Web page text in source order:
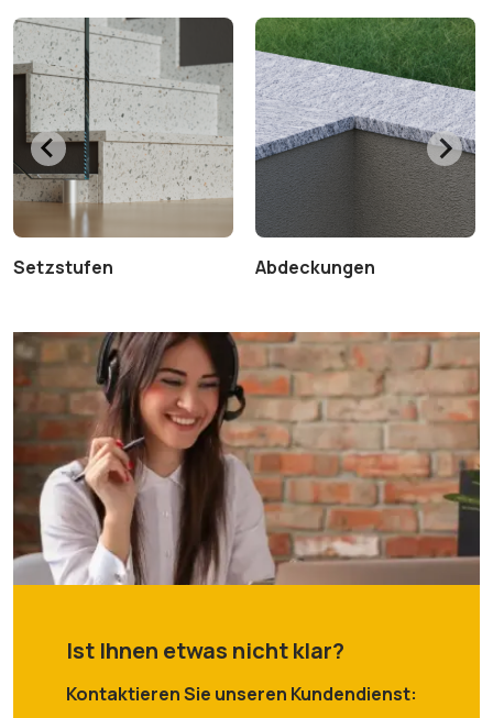
Setzstufen Abdeckungen
Ist Ihnen etwas nicht klar?
Kontaktieren Sie unseren Kundendienst: